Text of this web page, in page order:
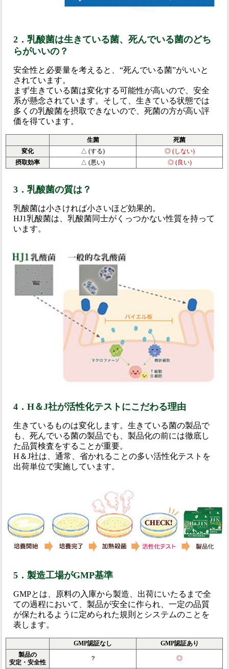
2．乳酸菌は生きている菌、死んでいる菌のどち
らがいいの？
安全性と必要量を考えると、“死んでいる菌”がいいと
されています。
まず生きている菌は変化する可能性が高いので、安全
系が懸念されています。そして、生きている状態では
多くの乳酸菌を摂取できないので、死菌の方が高い評
価を得ています。
生菌
死菌
変化
△ (する)
◎ (しない)
摂取効率
△ (悪い) ◎ (良い)
3．乳酸菌の質は？
乳酸菌は小さければ小さいほど効果的。
HJ1乳酸菌は、乳酸菌同士がくっつかない性質を持って
います。
4．H＆J社が活性化テストにこだわる理由
生きているものは変化します。生きている菌の製品で
も、死んでいる菌の製品でも、製品化の前には徹底し
た品質検査をすることが重要。
H＆J社は、通常、省かれることの多い活性化テストを
出荷単位で実施しています。
5．製造工場がGMP基準
GMPとは、原料の入庫から製造、出荷にいたるまで全
ての過程において、製品が安全に作られ、一定の品質
が保たれるように定められた規則とシステムのことを
表します。
GMP認証なし
GMP認証あり
製品の
安定・安全性
？ ◎